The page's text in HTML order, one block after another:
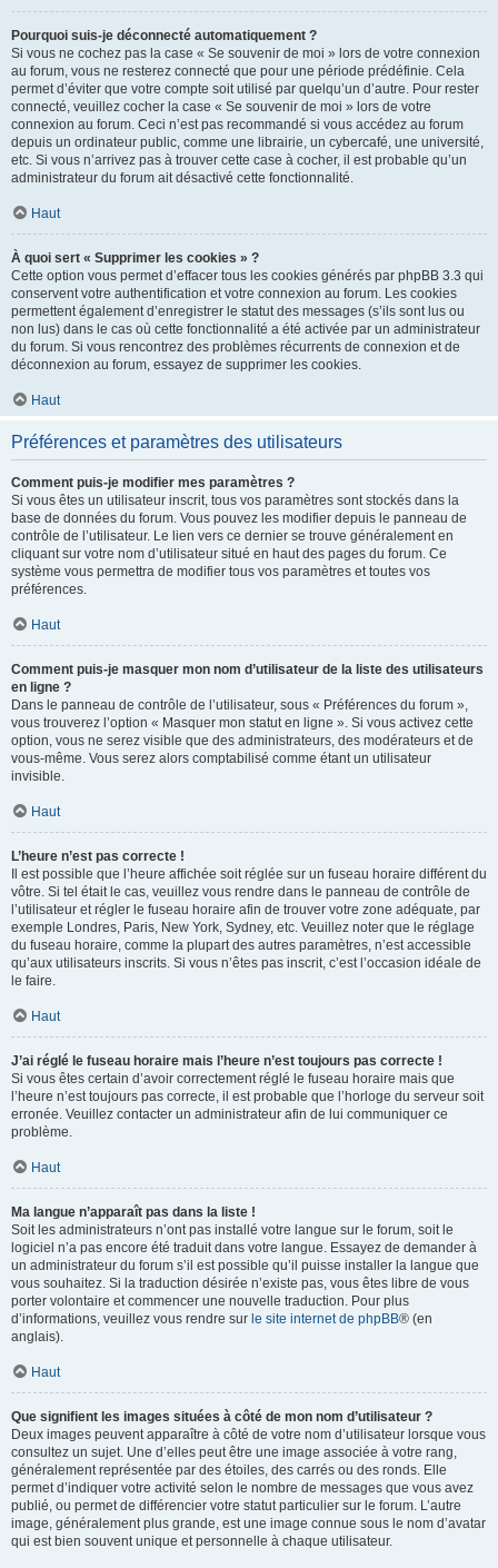
Pourquoi suis-je déconnecté automatiquement ?
Si vous ne cochez pas la case « Se souvenir de moi » lors de votre connexion
au forum, vous ne resterez connecté que pour une période prédéfinie. Cela
permet d’éviter que votre compte soit utilisé par quelqu’un d’autre. Pour rester
connecté, veuillez cocher la case « Se souvenir de moi » lors de votre
connexion au forum. Ceci n’est pas recommandé si vous accédez au forum
depuis un ordinateur public, comme une librairie, un cybercafé, une université,
etc. Si vous n’arrivez pas à trouver cette case à cocher, il est probable qu’un
administrateur du forum ait désactivé cette fonctionnalité.
Haut
À quoi sert « Supprimer les cookies » ?
Cette option vous permet d’effacer tous les cookies générés par phpBB 3.3 qui
conservent votre authentification et votre connexion au forum. Les cookies
permettent également d’enregistrer le statut des messages (s’ils sont lus ou
non lus) dans le cas où cette fonctionnalité a été activée par un administrateur
du forum. Si vous rencontrez des problèmes récurrents de connexion et de
déconnexion au forum, essayez de supprimer les cookies.
Haut
Préférences et paramètres des utilisateurs
Comment puis-je modifier mes paramètres ?
Si vous êtes un utilisateur inscrit, tous vos paramètres sont stockés dans la
base de données du forum. Vous pouvez les modifier depuis le panneau de
contrôle de l’utilisateur. Le lien vers ce dernier se trouve généralement en
cliquant sur votre nom d’utilisateur situé en haut des pages du forum. Ce
système vous permettra de modifier tous vos paramètres et toutes vos
préférences.
Haut
Comment puis-je masquer mon nom d’utilisateur de la liste des utilisateurs
en ligne ?
Dans le panneau de contrôle de l’utilisateur, sous « Préférences du forum »,
vous trouverez l’option « Masquer mon statut en ligne ». Si vous activez cette
option, vous ne serez visible que des administrateurs, des modérateurs et de
vous-même. Vous serez alors comptabilisé comme étant un utilisateur
invisible.
Haut
L’heure n’est pas correcte !
Il est possible que l’heure affichée soit réglée sur un fuseau horaire différent du
vôtre. Si tel était le cas, veuillez vous rendre dans le panneau de contrôle de
l’utilisateur et régler le fuseau horaire afin de trouver votre zone adéquate, par
exemple Londres, Paris, New York, Sydney, etc. Veuillez noter que le réglage
du fuseau horaire, comme la plupart des autres paramètres, n’est accessible
qu’aux utilisateurs inscrits. Si vous n’êtes pas inscrit, c’est l’occasion idéale de
le faire.
Haut
J’ai réglé le fuseau horaire mais l’heure n’est toujours pas correcte !
Si vous êtes certain d’avoir correctement réglé le fuseau horaire mais que
l’heure n’est toujours pas correcte, il est probable que l’horloge du serveur soit
erronée. Veuillez contacter un administrateur afin de lui communiquer ce
problème.
Haut
Ma langue n’apparaît pas dans la liste !
Soit les administrateurs n’ont pas installé votre langue sur le forum, soit le
logiciel n’a pas encore été traduit dans votre langue. Essayez de demander à
un administrateur du forum s’il est possible qu’il puisse installer la langue que
vous souhaitez. Si la traduction désirée n’existe pas, vous êtes libre de vous
porter volontaire et commencer une nouvelle traduction. Pour plus
d’informations, veuillez vous rendre sur le site internet de phpBB® (en
anglais).
Haut
Que signifient les images situées à côté de mon nom d’utilisateur ?
Deux images peuvent apparaître à côté de votre nom d’utilisateur lorsque vous
consultez un sujet. Une d’elles peut être une image associée à votre rang,
généralement représentée par des étoiles, des carrés ou des ronds. Elle
permet d’indiquer votre activité selon le nombre de messages que vous avez
publié, ou permet de différencier votre statut particulier sur le forum. L’autre
image, généralement plus grande, est une image connue sous le nom d’avatar
qui est bien souvent unique et personnelle à chaque utilisateur.